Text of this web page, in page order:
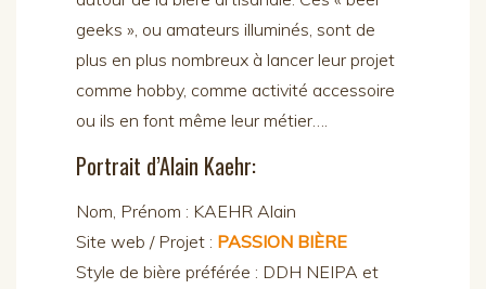
geeks », ou amateurs illuminés, sont de
plus en plus nombreux à lancer leur projet
comme hobby, comme activité accessoire
ou ils en font même leur métier….
Portrait d’Alain Kaehr:
Nom, Prénom : KAEHR Alain
Site web / Projet : PASSION BIÈRE
Style de bière préférée : DDH NEIPA et